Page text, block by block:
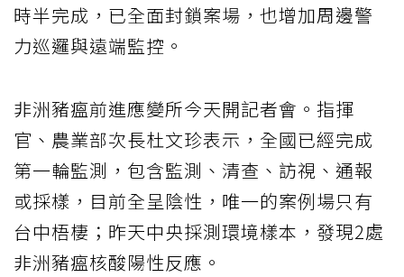
時半完成，已全面封鎖案場，也增加周邊警
力巡邏與遠端監控。
非洲豬瘟前進應變所今天開記者會。指揮
官、農業部次長杜文珍表示，全國已經完成
第一輪監測，包含監測、清查、訪視、通報
或採樣，目前全呈陰性，唯一的案例場只有
台中梧棲；昨天中央採測環境樣本，發現2處
非洲豬瘟核酸陽性反應。